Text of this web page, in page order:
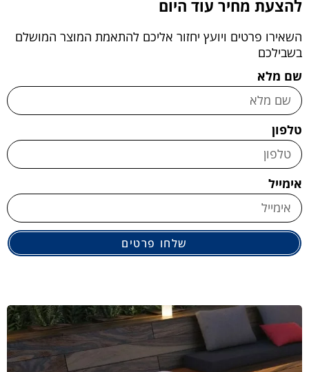
להצעת מחיר עוד היום
השאירו פרטים ויועץ יחזור אליכם להתאמת המוצר המושלם
בשבילכם
שם מלא
טלפון
אימייל
שלחו פרטים